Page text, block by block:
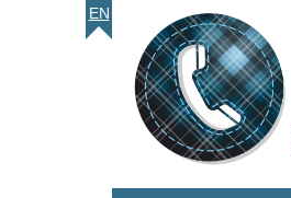
EN